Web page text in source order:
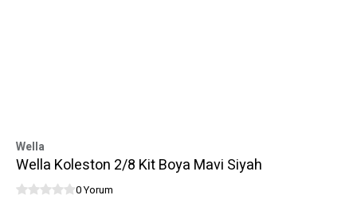
Wella
Wella Koleston 2/8 Kit Boya Mavi Siyah
0 Yorum